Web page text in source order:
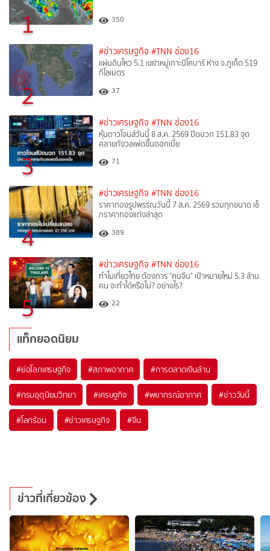
1 350
2
#ข่าวเศรษฐกิจ #TNN ช่อง16
แผ่นดินไหว 5.1 เขย่าหมู่เกาะนิโคบาร์ ห่าง จ.ภูเก็ต 519
กิโลเมตร
37
3
#ข่าวเศรษฐกิจ #TNN ช่อง16
หุ้นดาวโจนส์วันนี้ 8 ส.ค. 2569 ปิดบวก 151.83 จุด
คลายกังวลเฟดขึ้นดอกเบี้ย
71
4
#ข่าวเศรษฐกิจ #TNN ช่อง16
ราคาทองรูปพรรณวันนี้ 7 ส.ค. 2569 รวมทุกขนาด เช็
กราคาทองแท่งล่าสุด
389
5
#ข่าวเศรษฐกิจ #TNN ช่อง16
ทำไมเที่ยวไทย ต้องการ "คนจีน" เป้าหมายใหม่ 5.3 ล้าน
คน จะทำได้หรือไม่? อย่างไร?
22
แท็กยอดนิยม
#ย่อโลกเศรษฐกิจ #สภาพอากาศ #การตลาดเงินล้าน
#กรมอุตุนิยมวิทยา #เศรษฐกิจ #พยากรณ์อากาศ #ข่าววันนี้
#โลกร้อน #ข่าวเศรษฐกิจ #จีน
ข่าวที่เกี่ยวข้อง